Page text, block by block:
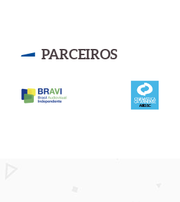
PARCEIROS